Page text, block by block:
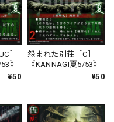
］
》
¥50
怨まれた別荘［C］
《KANNAGI夏5/53》
¥50